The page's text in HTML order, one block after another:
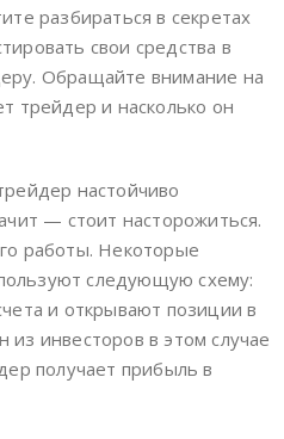
разбираться в секретах
свои средства в
Обращайте внимание на
трейдер и насколько он
настойчиво
— стоит насторожиться.
работы. Некоторые
следующую схему:
и открывают позиции в
инвесторов в этом случае
получает прибыль в